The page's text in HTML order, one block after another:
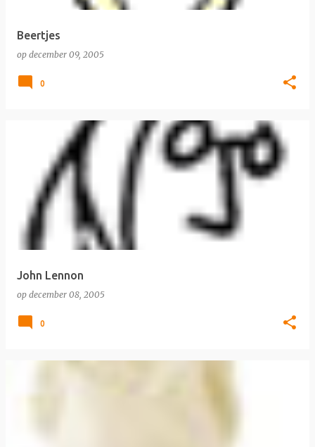
Beertjes
op december 09, 2005
0
John Lennon
op december 08, 2005
0